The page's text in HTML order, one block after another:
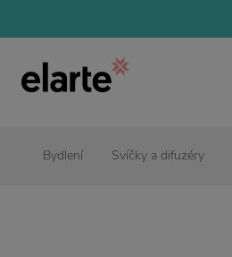
Bydlení Svíčky a difuzéry